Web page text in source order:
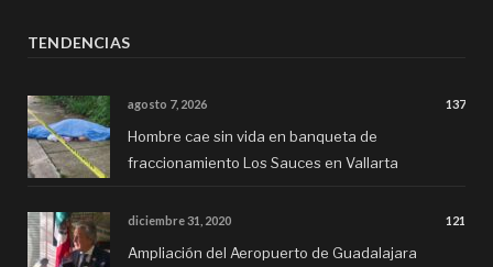
TENDENCIAS
agosto 7, 2026 137
Hombre cae sin vida en banqueta de
fraccionamiento Los Sauces en Vallarta
diciembre 31, 2020 121
Ampliación del Aeropuerto de Guadalajara